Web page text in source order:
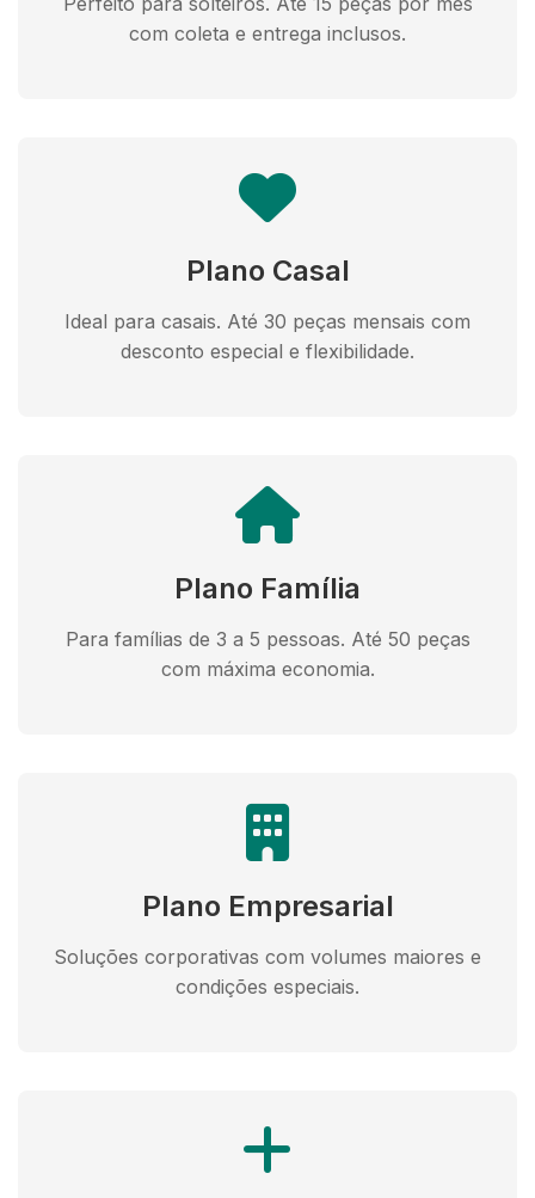
com coleta e entrega inclusos.
Plano Casal
Ideal para casais. Até 30 peças mensais com
desconto especial e flexibilidade.
Plano Família
Para famílias de 3 a 5 pessoas. Até 50 peças
com máxima economia.
Plano Empresarial
Soluções corporativas com volumes maiores e
condições especiais.